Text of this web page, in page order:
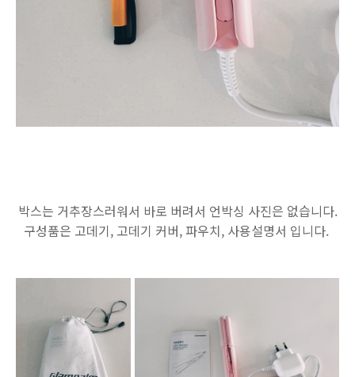
박스는 거추장스러워서 바로 버려서 언박싱 사진은 없습니다.
구성품은 고데기, 고데기 커버, 파우치, 사용설명서 입니다.